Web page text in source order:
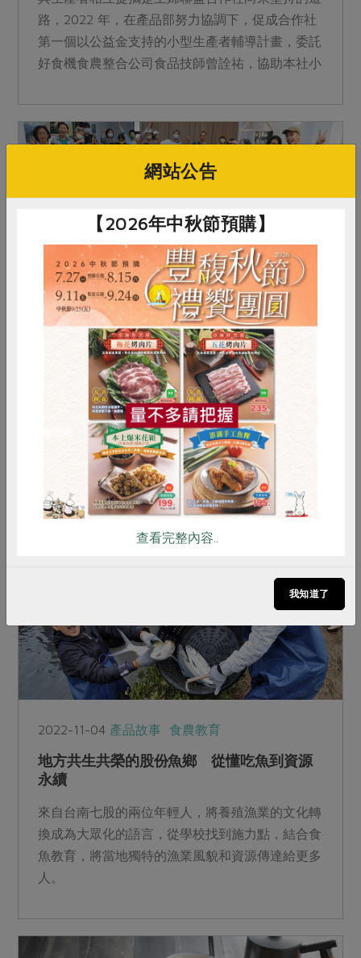
路，2022 年，在產品部努力協調下，促成合作社
第一個以公益金支持的小型生產者輔導計畫，委託
好食機食農整合公司食品技師曾詮祐，協助本社小
科學化管理習慣。
2022-11-11合作聯合國
合作經濟 搭起社區與地方的新橋梁
今年主婦聯盟合作社承辦內政部委託舉辦的
「2022 合作教育種子培訓」計畫，由我擔任計畫
主持人，以《地方創生X 社區經濟X 合作事業》為
題設計課程，探討合作社如何結合近年方興未艾的
地方創生、助益社區經濟，連結更多的機會與可
能。
2022-11-04 產品故事 食農教育
地方共生共榮的股份魚鄉 從懂吃魚到資源
永續
來自台南七股的兩位年輕人，將養殖漁業的文化轉
換成為大眾化的語言，從學校找到施力點，結合食
魚教育，將當地獨特的漁業風貌和資源傳達給更多
人。
RPET 食譜 減硝酸鹽
雞蛋 食安 共同購買
網站公告
【2026年中秋節預購】
查看完整內容..
我知道了